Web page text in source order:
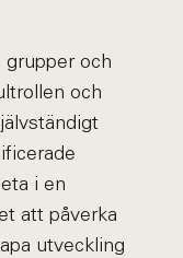
grupper och
och
i en
att påverka
utveckling